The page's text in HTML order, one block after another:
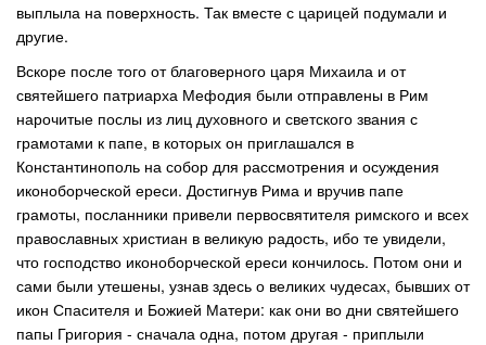
выплыла на поверхность. Так вместе с царицей подумали и
другие.
Вскоре после того от благоверного царя Михаила и от
святейшего патриарха Мефодия были отправлены в Рим
нарочитые послы из лиц духовного и светского звания с
грамотами к папе, в которых он приглашался в
Константинополь на собор для рассмотрения и осуждения
иконоборческой ереси. Достигнув Рима и вручив папе
грамоты, посланники привели первосвятителя римского и всех
православных христиан в великую радость, ибо те увидели,
что господство иконоборческой ереси кончилось. Потом они и
сами были утешены, узнав здесь о великих чудесах, бывших от
икон Спасителя и Божией Матери: как они во дни святейшего
папы Григория - сначала одна, потом другая - приплыли